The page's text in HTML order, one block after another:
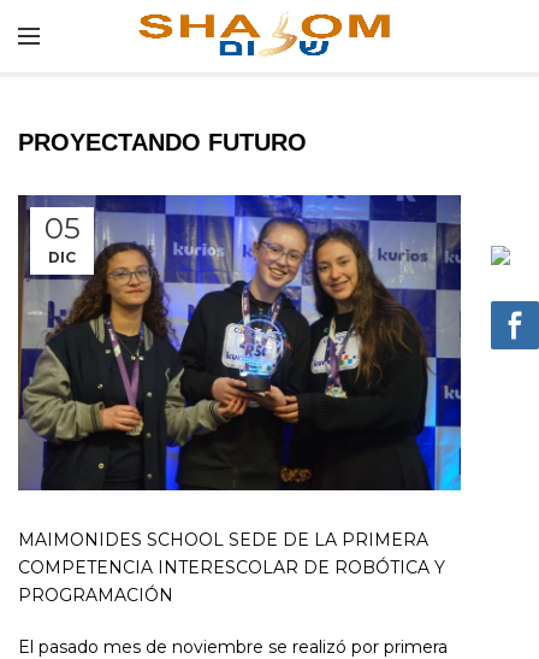
PROYECTANDO FUTURO
05
DIC
MAIMONIDES SCHOOL SEDE DE LA PRIMERA
COMPETENCIA INTERESCOLAR DE ROBÓTICA Y
PROGRAMACIÓN
El pasado mes de noviembre se realizó por primera